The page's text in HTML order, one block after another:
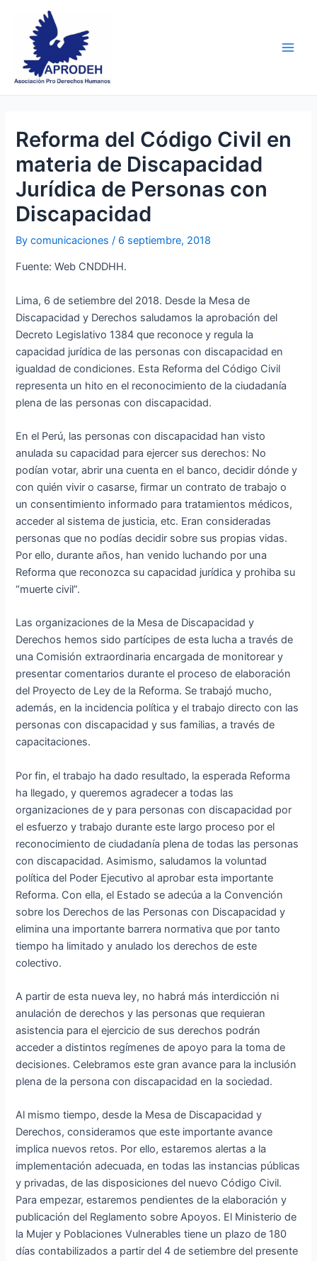
content
Reforma del Código Civil en
materia de Discapacidad
Jurídica de Personas con
Discapacidad
Bycomunicaciones/ 6 septiembre, 2018
Fuente: Web CNDDHH.
Lima, 6 de setiembre del 2018. Desde la Mesa de
Discapacidad y Derechos saludamos la aprobación del
Decreto Legislativo 1384 que reconoce y regula la
capacidad jurídica de las personas con discapacidad en
igualdad de condiciones. Esta Reforma del Código Civil
representa un hito en el reconocimiento de la ciudadanía
plena de las personas con discapacidad.
En el Perú, las personas con discapacidad han visto
anulada su capacidad para ejercer sus derechos: No
podían votar, abrir una cuenta en el banco, decidir dónde y
con quién vivir o casarse, firmar un contrato de trabajo o
un consentimiento informado para tratamientos médicos,
acceder al sistema de justicia, etc. Eran consideradas
personas que no podías decidir sobre sus propias vidas.
Por ello, durante años, han venido luchando por una
Reforma que reconozca su capacidad jurídica y prohiba su
“muerte civil”.
Las organizaciones de la Mesa de Discapacidad y
Derechos hemos sido partícipes de esta lucha a través de
una Comisión extraordinaria encargada de monitorear y
presentar comentarios durante el proceso de elaboración
del Proyecto de Ley de la Reforma. Se trabajó mucho,
además, en la incidencia política y el trabajo directo con las
personas con discapacidad y sus familias, a través de
capacitaciones.
Por fin, el trabajo ha dado resultado, la esperada Reforma
ha llegado, y queremos agradecer a todas las
organizaciones de y para personas con discapacidad por
el esfuerzo y trabajo durante este largo proceso por el
reconocimiento de ciudadanía plena de todas las personas
con discapacidad. Asimismo, saludamos la voluntad
política del Poder Ejecutivo al aprobar esta importante
Reforma. Con ella, el Estado se adecúa a la Convención
sobre los Derechos de las Personas con Discapacidad y
elimina una importante barrera normativa que por tanto
tiempo ha limitado y anulado los derechos de este
colectivo.
A partir de esta nueva ley, no habrá más interdicción ni
anulación de derechos y las personas que requieran
asistencia para el ejercicio de sus derechos podrán
acceder a distintos regímenes de apoyo para la toma de
decisiones. Celebramos este gran avance para la inclusión
plena de la persona con discapacidad en la sociedad.
Al mismo tiempo, desde la Mesa de Discapacidad y
Derechos, consideramos que este importante avance
implica nuevos retos. Por ello, estaremos alertas a la
implementación adecuada, en todas las instancias públicas
y privadas, de las disposiciones del nuevo Código Civil.
Para empezar, estaremos pendientes de la elaboración y
publicación del Reglamento sobre Apoyos. El Ministerio de
la Mujer y Poblaciones Vulnerables tiene un plazo de 180
días contabilizados a partir del 4 de setiembre del presente
navigation